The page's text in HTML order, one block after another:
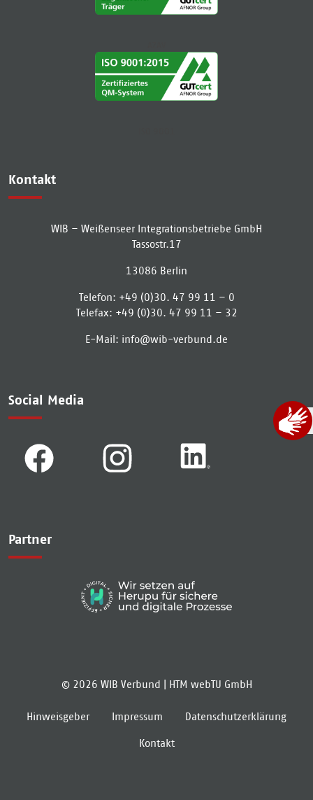
Kontakt
WIB – Weißenseer Integrationsbetriebe GmbH
Tassostr.17
13086 Berlin
Telefon: +49 (0)30. 47 99 11 – 0
Telefax: +49 (0)30. 47 99 11 – 32
E-Mail: info­@­wib-verbund­.­de
Social Media
Partner
© 2026 WIB Verbund | HTM webTU GmbH
Hinweisgeber Impressum Datenschutzerklärung
Kontakt